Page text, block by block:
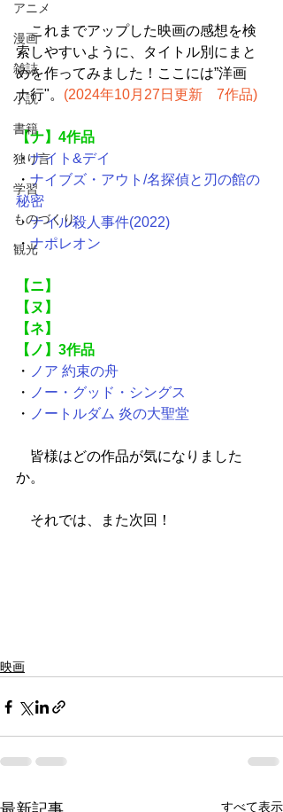
アニメ
漫画
雑誌
小説
書籍
独り言
学習
ものづくり
観光
これまでアップした映画の感想を検
索しやすいように、タイトル別にまと
めを作ってみました！ここには”洋画
ナ行"。 (2024年10月27日更新　7作品)
【ナ】4作品
・ナイト&デイ
・ ナイブズ・アウト/名探偵と刃の館の
秘密
・ナイル殺人事件(2022)
・ナポレオン
【ニ】
【ヌ】
【ネ】
【ノ】3作品
・ ノア 約束の舟
・ ノー・グッド・シングス
・ ノートルダム 炎の大聖堂
皆様はどの作品が気になりました
か。
それでは、また次回！
映画
すべて表示